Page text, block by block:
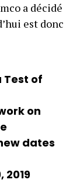
a décidé
est donc
Test of
on
dates
2019